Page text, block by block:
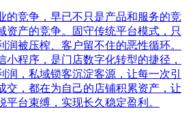
的竞争，早已不只是产品和服务的竞
资产的竞争。固守传统平台模式，只
润被压榨、客户留不住的恶性循环。
小程序，是门店数字化转型的捷径，
润，私域锁客沉淀客源，让每一次引
交，都在为自己的店铺积累资产，让
平台束缚，实现长久稳定盈利。